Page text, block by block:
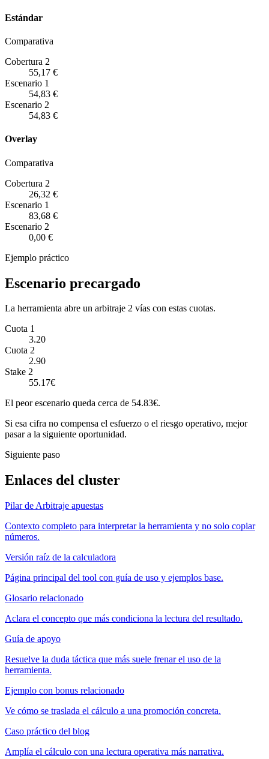
Estándar
Comparativa
Cobertura 2
55,17 €
Escenario 1
54,83 €
Escenario 2
54,83 €
Overlay
Comparativa
Cobertura 2
26,32 €
Escenario 1
83,68 €
Escenario 2
0,00 €
Ejemplo práctico
Escenario precargado
La herramienta abre un arbitraje 2 vías con estas cuotas.
Cuota 1
3.20
Cuota 2
2.90
Stake 2
55.17€
El peor escenario queda cerca de 54.83€.
Si esa cifra no compensa el esfuerzo o el riesgo operativo, mejor
pasar a la siguiente oportunidad.
Siguiente paso
Enlaces del cluster
Pilar de Arbitraje apuestas
Contexto completo para interpretar la herramienta y no solo copiar
números.
Versión raíz de la calculadora
Página principal del tool con guía de uso y ejemplos base.
Glosario relacionado
Aclara el concepto que más condiciona la lectura del resultado.
Guía de apoyo
Resuelve la duda táctica que más suele frenar el uso de la
herramienta.
Ejemplo con bonus relacionado
Ve cómo se traslada el cálculo a una promoción concreta.
Caso práctico del blog
Amplía el cálculo con una lectura operativa más narrativa.